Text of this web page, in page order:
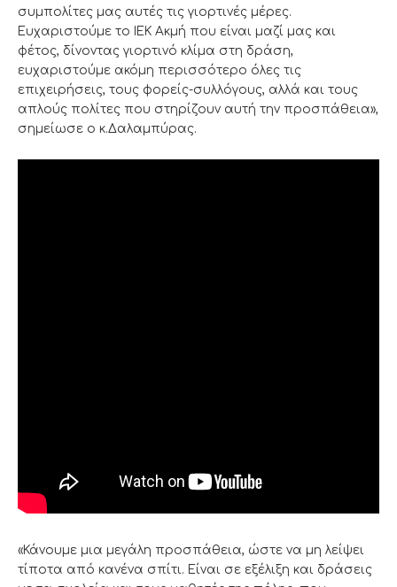
συμπολίτες μας αυτές τις γιορτινές μέρες.
Ευχαριστούμε το ΙΕΚ Ακμή που είναι μαζί μας και
φέτος, δίνοντας γιορτινό κλίμα στη δράση,
ευχαριστούμε ακόμη περισσότερο όλες τις
επιχειρήσεις, τους φορείς-συλλόγους, αλλά και τους
απλούς πολίτες που στηρίζουν αυτή την προσπάθεια»,
σημείωσε ο κ.Δαλαμπύρας.
«Κάνουμε μια μεγάλη προσπάθεια, ώστε να μη λείψει
τίποτα από κανένα σπίτι. Είναι σε εξέλιξη και δράσεις